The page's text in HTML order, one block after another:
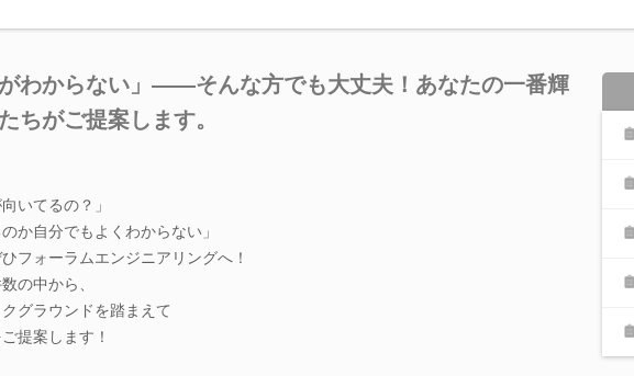
がわからない」――そんな方でも大丈夫！あなたの一番輝
ちがご提案します。
いてるの？」
のか自分でもよくわからない」
フォーラムエンジニアリングへ！
の中から、
グラウンドを踏まえて
提案します！